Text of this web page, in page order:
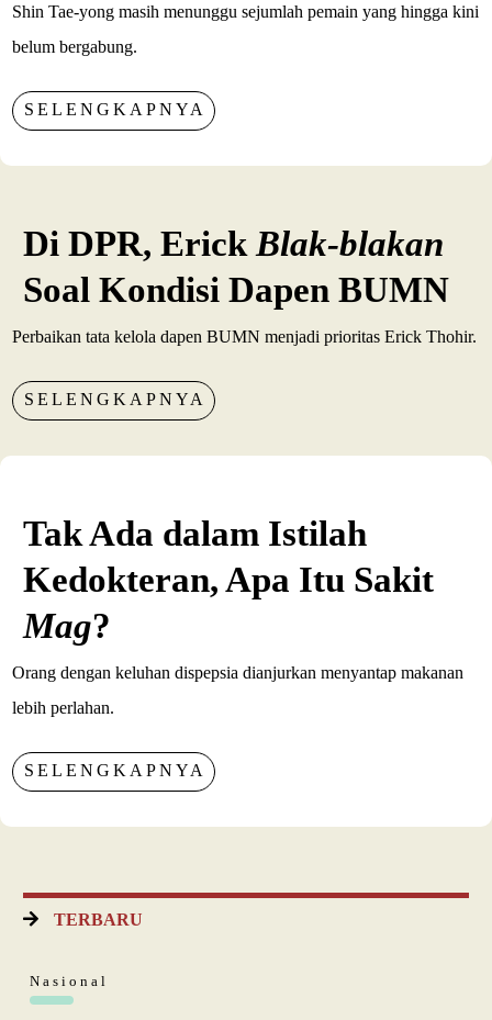
Shin Tae-yong masih menunggu sejumlah pemain yang hingga kini
belum bergabung.
SELENGKAPNYA
Di DPR, ErickBlak-blakan
Soal Kondisi Dapen BUMN
Perbaikan tata kelola dapen BUMN menjadi prioritas Erick Thohir.
SELENGKAPNYA
Tak Ada dalam Istilah
Kedokteran, Apa Itu Sakit
Mag?
Orang dengan keluhan dispepsia dianjurkan menyantap makanan
lebih perlahan.
SELENGKAPNYA
TERBARU
Nasional